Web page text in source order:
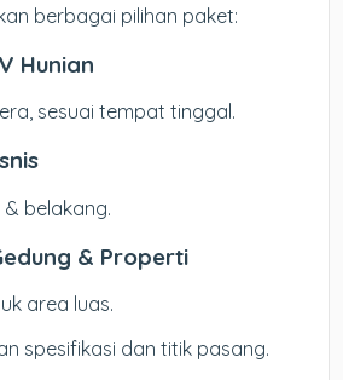
berbagai pilihan paket:
Hunian
sesuai tempat tinggal.
belakang.
& Properti
area luas.
spesifikasi dan titik pasang.